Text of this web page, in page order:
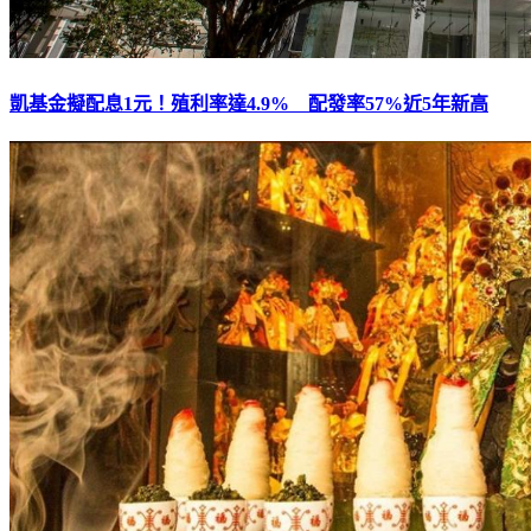
凱基金擬配息1元！殖利率達4.9% 配發率57%近5年新高